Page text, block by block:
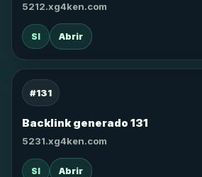
5212.xg4ken.com
SI Abrir
#131
Backlink generado 131
5231.xg4ken.com
SI Abrir